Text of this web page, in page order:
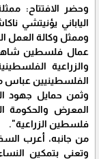
وحضر الافتتاح:
وممثل وكالة العمل
عمال فلسطين شاهر
والزراعية
الفلسطينيين عباس
وثمن حمايل جهود
المعرض والحكومة
فلسطين الزراعية".
من جانبه، أعرب
وتعنى بتمكين